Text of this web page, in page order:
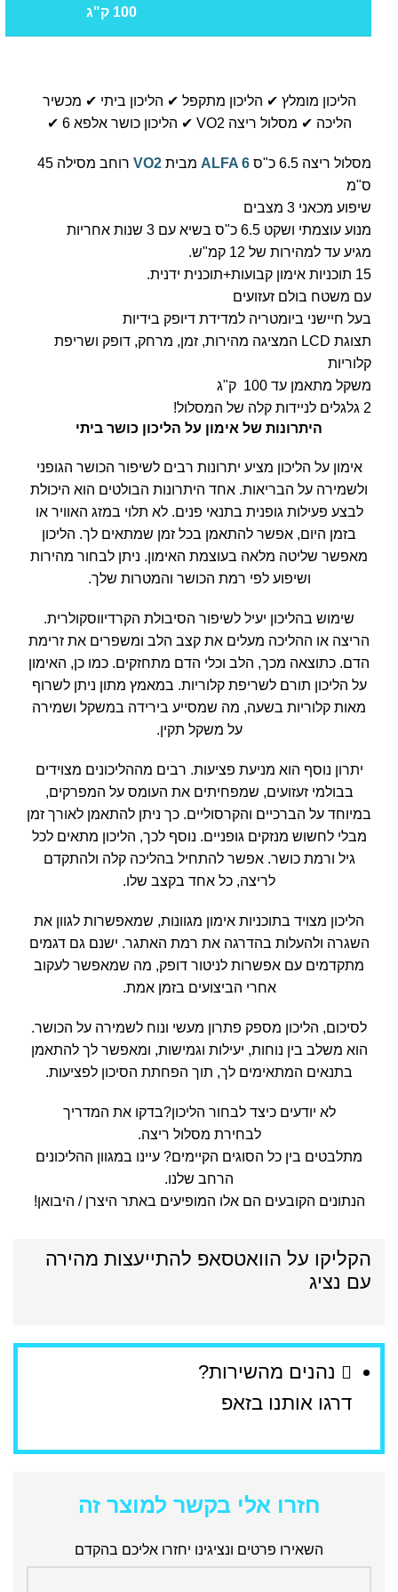
100 ק"ג
הליכון מומלץ ✔ הליכון מתקפל ✔ הליכון ביתי ✔ מכשיר
הליכה ✔ מסלול ריצה VO2 ✔ הליכון כושר אלפא 6 ✔
מסלול ריצה 6.5 כ"ס ALFA 6 מבית VO2
רוחב מסילה 45
ס"מ
שיפוע מכאני 3 מצבים
מנוע עוצמתי ושקט 6.5 כ"ס בשיא עם 3 שנות אחריות
מגיע עד למהירות של 12 קמ"ש.
15 תוכניות אימון קבועות+תוכנית ידנית.
עם משטח בולם זעזועים
בעל חיישני ביומטריה למדידת דיופק בידיות
תצוגת LCD המציגה מהירות, זמן, מרחק, דופק ושריפת
קלוריות
משקל מתאמן עד 100 ק"ג
2 גלגלים לניידות קלה של המסלול!
היתרונות של אימון על הליכון כושר ביתי
אימון על הליכון מציע יתרונות רבים לשיפור הכושר הגופני
ולשמירה על הבריאות. אחד היתרונות הבולטים הוא היכולת
לבצע פעילות גופנית בתנאי פנים. לא תלוי במזג האוויר או
בזמן היום, אפשר להתאמן בכל זמן שמתאים לך. הליכון
מאפשר שליטה מלאה בעוצמת האימון. ניתן לבחור מהירות
ושיפוע לפי רמת הכושר והמטרות שלך.
שימוש בהליכון יעיל לשיפור הסיבולת הקרדיווסקולרית.
הריצה או ההליכה מעלים את קצב הלב ומשפרים את זרימת
הדם. כתוצאה מכך, הלב וכלי הדם מתחזקים. כמו כן, האימון
על הליכון תורם לשריפת קלוריות. במאמץ מתון ניתן לשרוף
מאות קלוריות בשעה, מה שמסייע בירידה במשקל ושמירה
על משקל תקין.
יתרון נוסף הוא מניעת פציעות. רבים מההליכונים מצוידים
בבולמי זעזועים, שמפחיתים את העומס על המפרקים,
במיוחד על הברכיים והקרסוליים. כך ניתן להתאמן לאורך זמן
מבלי לחשוש מנזקים גופניים. נוסף לכך, הליכון מתאים לכל
גיל ורמת כושר. אפשר להתחיל בהליכה קלה ולהתקדם
לריצה, כל אחד בקצב שלו.
הליכון מצויד בתוכניות אימון מגוונות, שמאפשרות לגוון את
השגרה ולהעלות בהדרגה את רמת האתגר. ישנם גם דגמים
מתקדמים עם אפשרות לניטור דופק, מה שמאפשר לעקוב
אחרי הביצועים בזמן אמת.
לסיכום, הליכון מספק פתרון מעשי ונוח לשמירה על הכושר.
הוא משלב בין נוחות, יעילות וגמישות, ומאפשר לך להתאמן
בתנאים המתאימים לך, תוך הפחתת הסיכון לפציעות.
לא יודעים כיצד לבחור הליכון?בדקו את המדריך
לבחירת מסלול ריצה.
מתלבטים בין כל הסוגים הקיימים? עיינו במגוון ההליכונים
הרחב שלנו.
הנתונים הקובעים הם אלו המופיעים באתר היצרן / היבואן!
הקליקו על הוואטסאפ להתייעצות מהירה
עם נציג
נהנים מהשירות?
דרגו אותנו בזאפ
חזרו אלי בקשר למוצר זה
השאירו פרטים ונציגינו יחזרו אליכם בהקדם